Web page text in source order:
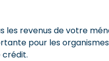
les revenus de votre
pour les
crédit.